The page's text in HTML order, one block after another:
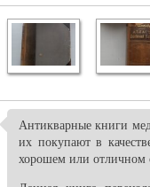
Антикварные книги
их покупают в
хорошем или отличном